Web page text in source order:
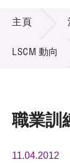
技術
項目
活動及
活動及消息
主頁
LSCM 動向
職業訓
11.04.2012